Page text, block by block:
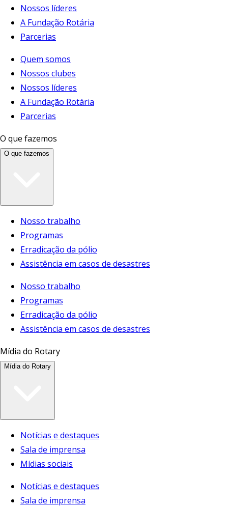
Nossos líderes
A Fundação Rotária
Parcerias
Quem somos
Nossos clubes
Nossos líderes
A Fundação Rotária
Parcerias
O que fazemos
O que fazemos
Nosso trabalho
Programas
Erradicação da pólio
Assistência em casos de desastres
Nosso trabalho
Programas
Erradicação da pólio
Assistência em casos de desastres
Mídia do Rotary
Mídia do Rotary
Notícias e destaques
Sala de imprensa
Mídias sociais
Notícias e destaques
Sala de imprensa